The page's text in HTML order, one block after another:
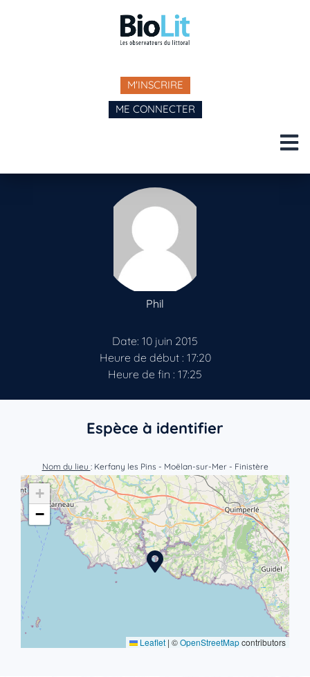
M'INSCRIRE
ME CONNECTER
Phil
Date: 10 juin 2015
Heure de début : 17:20
Heure de fin : 17:25
Espèce à identifier
Nom du lieu : Kerfany les Pins - Moëlan-sur-Mer - Finistère
+
−
Leaflet | ©OpenStreetMapcontributors